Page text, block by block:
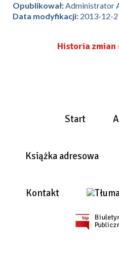
Opublikował:Administrator
Data modyfikacji: 2013-12-
Historia zmian
Start
Książka adresowa
Kontakt